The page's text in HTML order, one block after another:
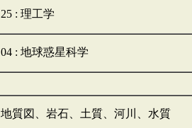
25 : 理工学
04 : 地球惑星科学
地質図、岩石、土質、河川、水質